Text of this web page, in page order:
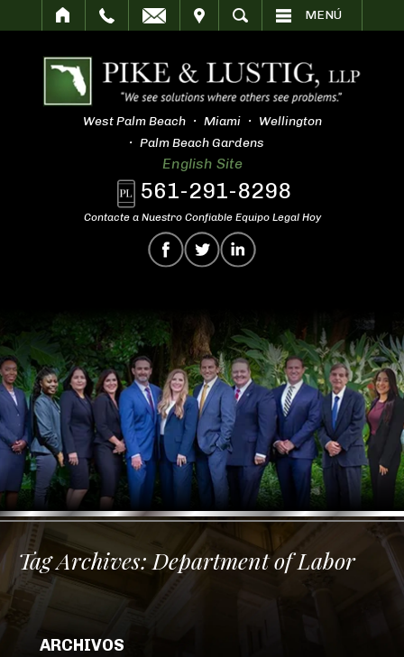
BUSCAR MENÚ
West Palm Beach Miami
Wellington
Palm Beach Gardens
English Site
561-291-8298
Contacte a Nuestro Confiable Equipo Legal Hoy
Tag Archives: Department of Labor
ARCHIVOS